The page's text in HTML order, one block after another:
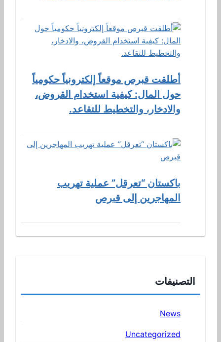
أطلقت قبرص موقعاً إلكترونياً حكومياً
حول المال: كيفية استخدام القروض،
والادخار، والتخطيط للتقاعد.
باكستان “تعرقل” عملية تهريب
المهاجرين إلى قبرص
التصنيفات
News
Uncategorized